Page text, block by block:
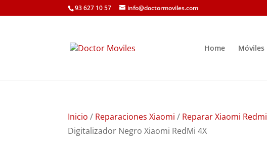
93 627 10 57 info@doctormoviles.com
Home Móviles
Inicio / Reparaciones Xiaomi / Reparar Xiaomi Redmi
Digitalizador Negro Xiaomi RedMi 4X